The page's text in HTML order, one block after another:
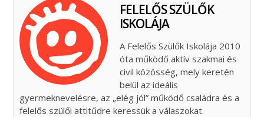
FELELŐS SZÜLŐK
ISKOLÁJA
A Felelős Szülők Iskolája 2010
óta működő aktív szakmai és
civil közösség, mely keretén
belül az ideális
gyermeknevelésre, az „elég jól” működő családra és a
felelős szülői attitűdre keressük a válaszokat.